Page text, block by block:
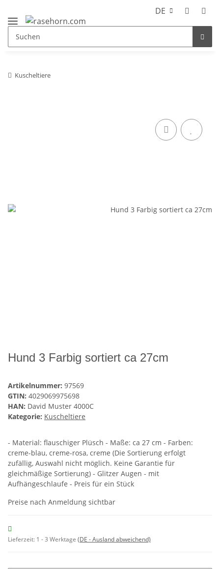
DE
Kuscheltiere
Hund 3 Farbig sortiert ca 27cm
Artikelnummer: 97569
GTIN: 4029069975698
HAN: David Muster 4000C
Kategorie: Kuscheltiere
- Material: flauschiger Plüsch - Maße: ca 27 cm - Farben:
creme-blau, creme-rosa, creme (Die Sortierung erfolgt
zufällig, Auswahl nicht möglich. Keine Garantie für
gleichmäßige Sortierung) - Glitzer Augen - mit
Aufhängeschlaufe - Preis für ein Stück
Preise nach Anmeldung sichtbar
Lieferzeit: 1 - 3 Werktage (DE - Ausland abweichend)